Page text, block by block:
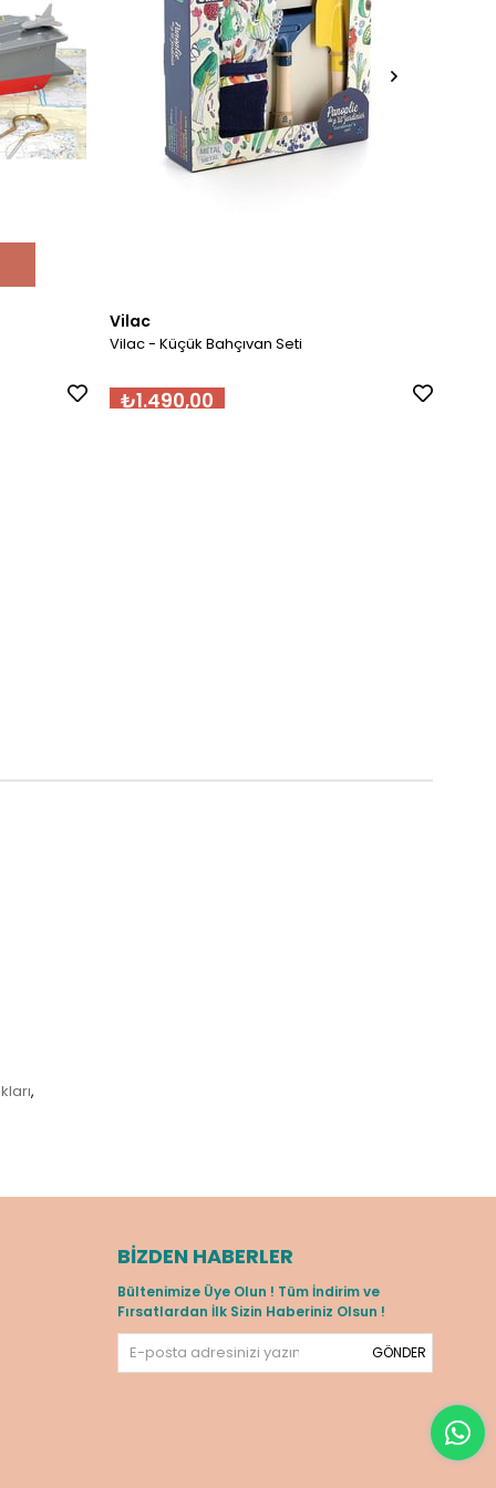
Vilac
Vilac - Küçük Bahçıvan Seti
₺1.490,00
,
BIZDEN HABERLER
Bültenimize Üye Olun ! Tüm İndirim ve
Fırsatlardan İlk Sizin Haberiniz Olsun !
GÖNDER